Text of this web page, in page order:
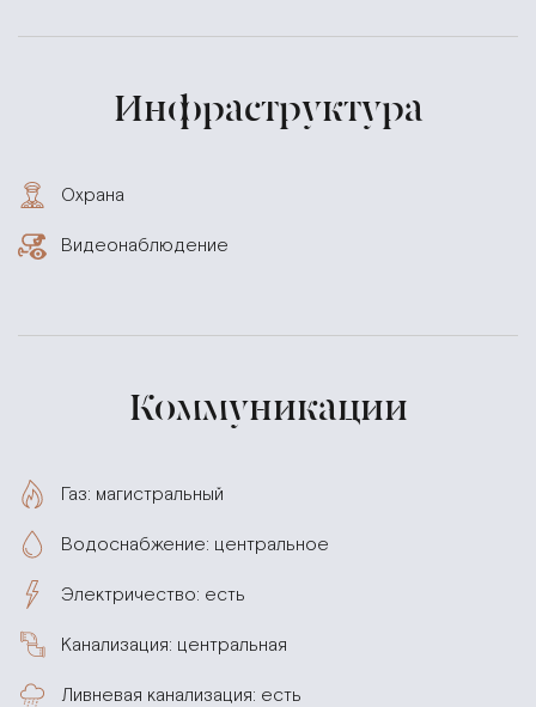
Инфраструктура
Охрана
Видеонаблюдение
Коммуникации
Газ: магистральный
Водоснабжение: центральное
Электричество: есть
Канализация: центральная
Ливневая канализация: есть